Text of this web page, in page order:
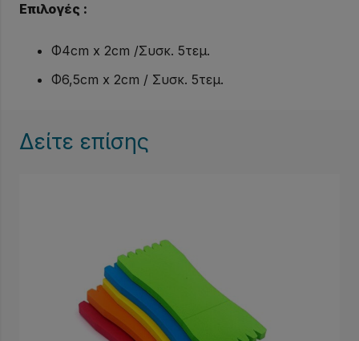
ποσότητα
Επιλογές :
Φ4cm x 2cm /Συσκ. 5τεμ.
Φ6,5cm x 2cm / Συσκ. 5τεμ.
Δείτε επίσης